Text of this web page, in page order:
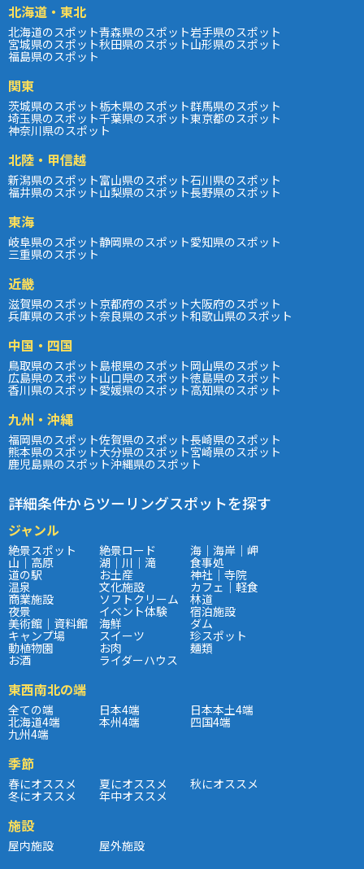
北海道・東北
北海道のスポット青森県のスポット岩手県のスポット
宮城県のスポット秋田県のスポット山形県のスポット
福島県のスポット
関東
茨城県のスポット栃木県のスポット群馬県のスポット
埼玉県のスポット千葉県のスポット東京都のスポット
神奈川県のスポット
北陸・甲信越
新潟県のスポット富山県のスポット石川県のスポット
福井県のスポット山梨県のスポット長野県のスポット
東海
岐阜県のスポット静岡県のスポット愛知県のスポット
三重県のスポット
近畿
滋賀県のスポット京都府のスポット大阪府のスポット
兵庫県のスポット奈良県のスポット和歌山県のスポット
中国・四国
鳥取県のスポット島根県のスポット岡山県のスポット
広島県のスポット山口県のスポット徳島県のスポット
香川県のスポット愛媛県のスポット高知県のスポット
九州・沖縄
福岡県のスポット佐賀県のスポット長崎県のスポット
熊本県のスポット大分県のスポット宮崎県のスポット
鹿児島県のスポット沖縄県のスポット
詳細条件からツーリングスポットを探す
ジャンル
絶景スポット 絶景ロード 海｜海岸｜岬
山｜高原 湖｜川｜滝 食事処
道の駅 お土産 神社｜寺院
温泉 文化施設 カフェ｜軽食
商業施設 ソフトクリーム 林道
夜景 イベント体験 宿泊施設
美術館｜資料館 海鮮 ダム
キャンプ場 スイーツ 珍スポット
動植物園 お肉 麺類
お酒 ライダーハウス
東西南北の端
全ての端 日本4端 日本本土4端
北海道4端 本州4端 四国4端
九州4端
季節
春にオススメ 夏にオススメ 秋にオススメ
冬にオススメ 年中オススメ
施設
屋内施設 屋外施設